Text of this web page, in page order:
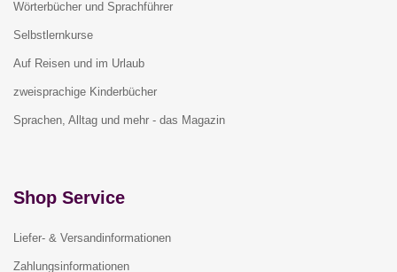
Wörterbücher und Sprachführer
Selbstlernkurse
Auf Reisen und im Urlaub
zweisprachige Kinderbücher
Sprachen, Alltag und mehr - das Magazin
Shop Service
Liefer- & Versandinformationen
Zahlungsinformationen